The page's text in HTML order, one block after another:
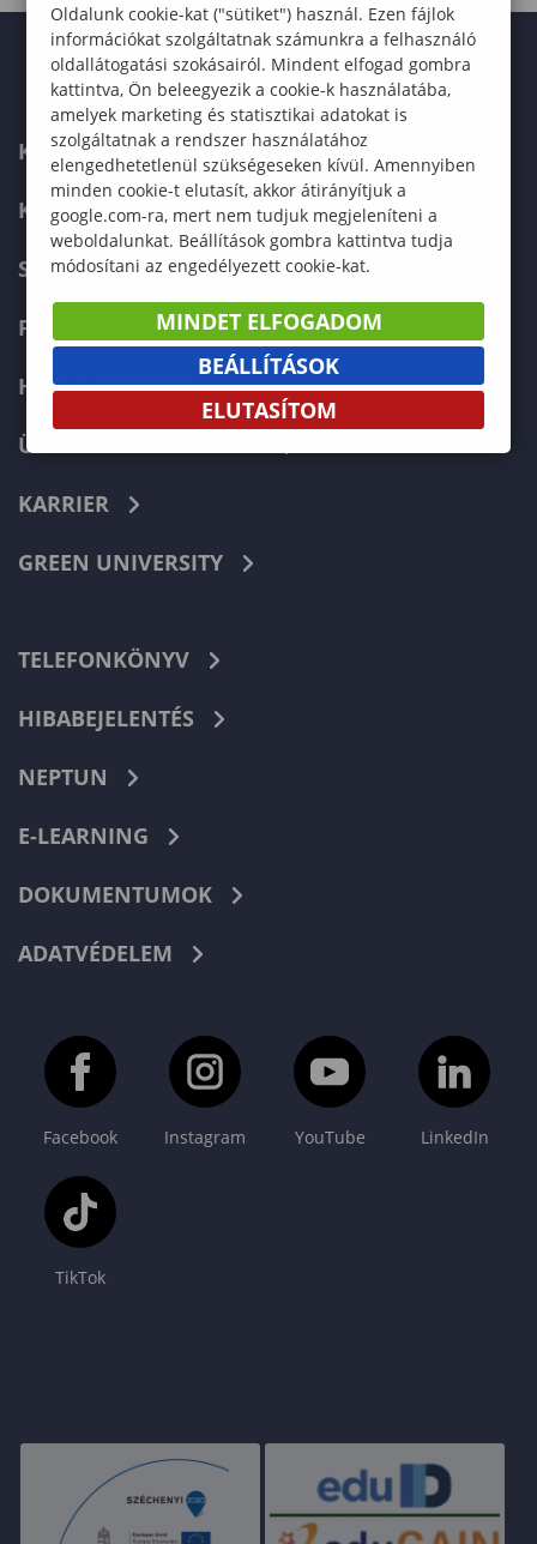
KAPCSOLAT
KÉPZÉSKERESŐ
SZERVEZETI FELÉPÍTÉS
FELVÉTELIZŐKNEK
HALLGATÓKNAK
ÜZLETI PARTNEREKNEK
KARRIER
GREEN UNIVERSITY
TELEFONKÖNYV
HIBABEJELENTÉS
NEPTUN
E-LEARNING
DOKUMENTUMOK
ADATVÉDELEM
Facebook Instagram YouTube LinkedIn
TikTok
Oldalunk cookie-kat ("sütiket") használ. Ezen fájlok
információkat szolgáltatnak számunkra a felhasználó
oldallátogatási szokásairól. Mindent elfogad gombra
kattintva, Ön beleegyezik a cookie-k használatába,
amelyek marketing és statisztikai adatokat is
szolgáltatnak a rendszer használatához
elengedhetetlenül szükségeseken kívül. Amennyiben
minden cookie-t elutasít, akkor átirányítjuk a
google.com-ra, mert nem tudjuk megjeleníteni a
weboldalunkat. Beállítások gombra kattintva tudja
módosítani az engedélyezett cookie-kat.
MINDET ELFOGADOM
BEÁLLÍTÁSOK
ELUTASÍTOM